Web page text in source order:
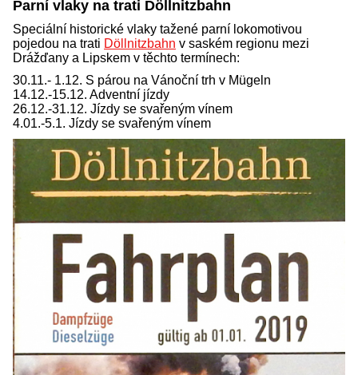
Parní vlaky na trati Döllnitzbahn
Speciální historické vlaky tažené parní lokomotivou
pojedou na trati Döllnitzbahn v saském regionu mezi
Drážďany a Lipskem v těchto termínech:
30.11.- 1.12. S párou na Vánoční trh v Mügeln
14.12.-15.12. Adventní jízdy
26.12.-31.12. Jízdy se svařeným vínem
4.01.-5.1. Jízdy se svařeným vínem